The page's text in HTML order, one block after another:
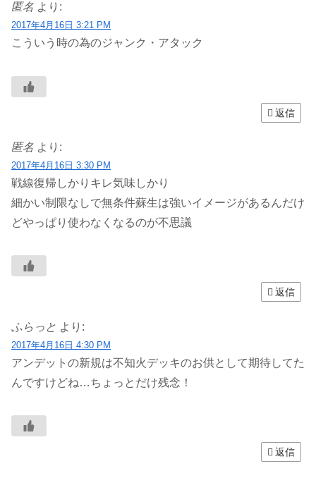
匿名 より:
2017年4月16日 3:21 PM
こういう時の為のジャンク・アタック
返信
匿名 より:
2017年4月16日 3:30 PM
戦線復帰しかりキレ気味しかり
細かい制限なしで無条件蘇生は強いイメージがあるんだけ
どやっぱり使わなくなるのが不思議
返信
ふらっと より:
2017年4月16日 4:30 PM
アンデットの新規は不知火デッキのお供として期待してた
んですけどね…ちょっとだけ残念！
返信